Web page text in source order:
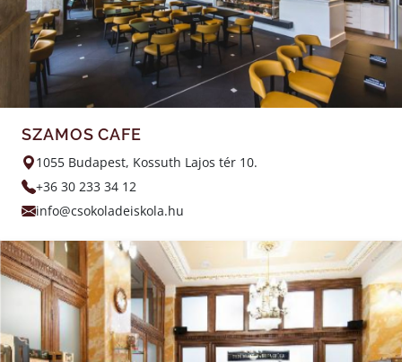
SZAMOS CAFE
1055 Budapest, Kossuth Lajos tér 10.
+36 30 233 34 12
info@csokoladeiskola.hu